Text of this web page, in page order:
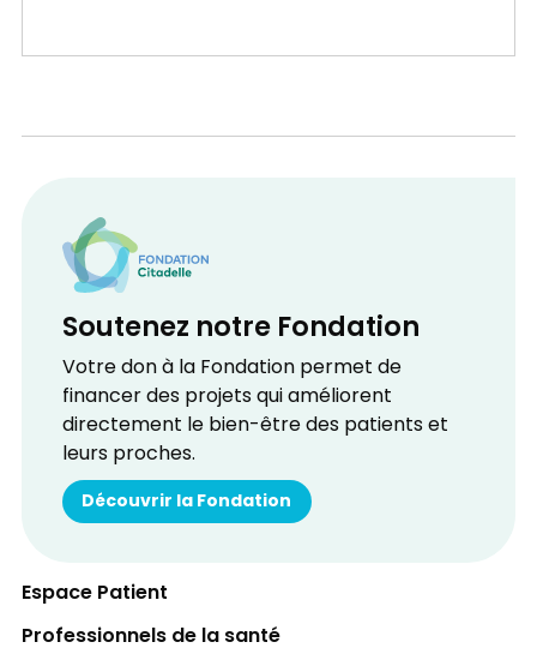
Soutenez notre Fondation
Votre don à la Fondation permet de
financer des projets qui améliorent
directement le bien-être des patients et
leurs proches.
Découvrir la Fondation
Espace Patient
Professionnels de la santé